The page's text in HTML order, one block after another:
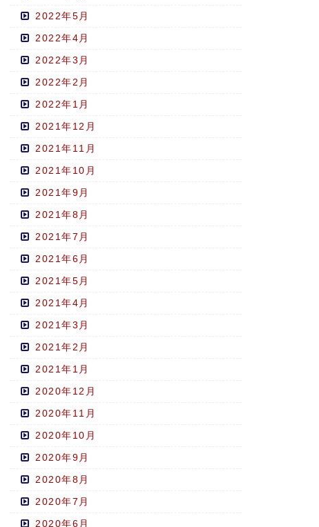
2022年5月
2022年4月
2022年3月
2022年2月
2022年1月
2021年12月
2021年11月
2021年10月
2021年9月
2021年8月
2021年7月
2021年6月
2021年5月
2021年4月
2021年3月
2021年2月
2021年1月
2020年12月
2020年11月
2020年10月
2020年9月
2020年8月
2020年7月
2020年6月